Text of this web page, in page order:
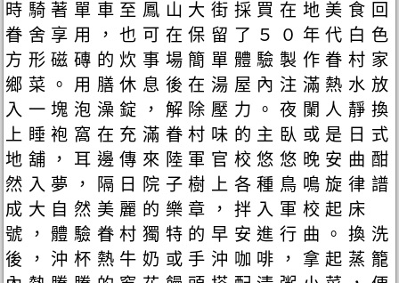
時騎著單車至鳳山大街採買在地美食回
眷舍享用，也可在保留了５０年代白色
方形磁磚的炊事場簡單體驗製作眷村家
鄉菜。用膳休息後在湯屋內注滿熱水放
入一塊泡澡錠，解除壓力。夜闌人靜換
上睡袍窩在充滿眷村味的主臥或是日式
地舖，耳邊傳來陸軍官校悠悠晚安曲酣
然入夢，隔日院子樹上各種鳥鳴旋律譜
成大自然美麗的樂章，拌入軍校起床
號，體驗眷村獨特的早安進行曲。換洗
後，沖杯熱牛奶或手沖咖啡，拿起蒸籠